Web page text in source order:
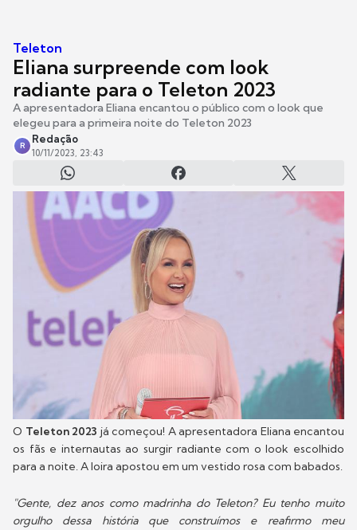
Teleton
Eliana surpreende com look
radiante para o Teleton 2023
A apresentadora Eliana encantou o público com o look que
elegeu para a primeira noite do Teleton 2023
R
Redação
10/11/2023, 23:43
O Teleton 2023 já começou! A apresentadora Eliana encantou
os fãs e internautas ao surgir radiante com o look escolhido
para a noite. A loira apostou em um vestido rosa com babados.
"Gente, dez anos como madrinha do Teleton? Eu tenho muito
orgulho dessa história que construímos e reafirmo meu